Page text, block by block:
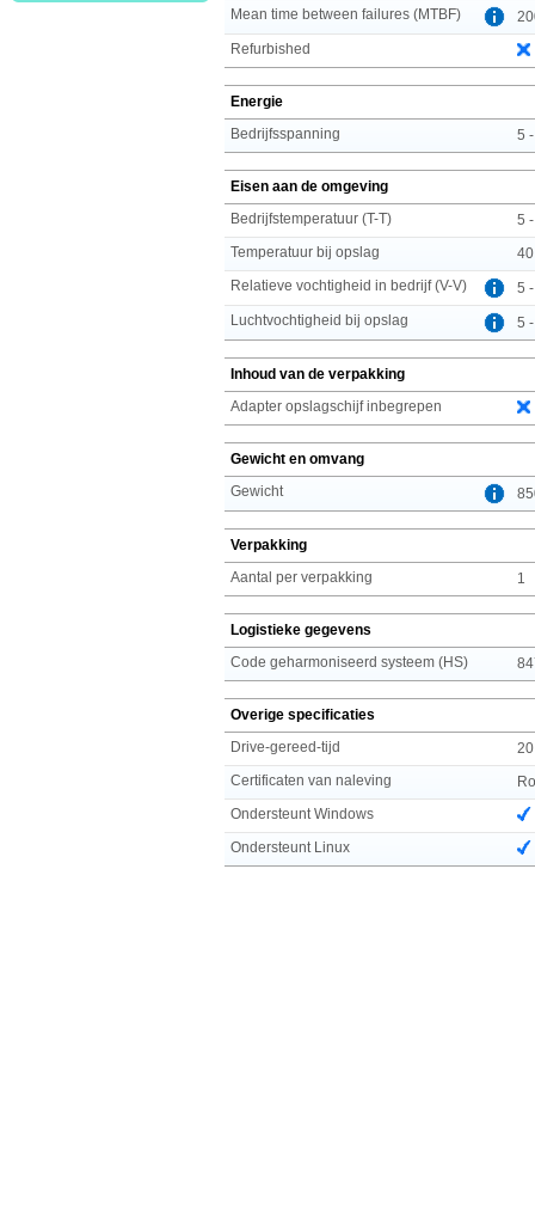
Mean time between failures (MTBF)
Refurbished
Energie
Bedrijfsspanning
5
Eisen aan de omgeving
Bedrijfstemperatuur (T-T)
5
Temperatuur bij opslag
Relatieve vochtigheid in bedrijf (V-V)
5
Luchtvochtigheid bij opslag
5
Inhoud van de verpakking
Adapter opslagschijf inbegrepen
Gewicht en omvang
Gewicht
Verpakking
Aantal per verpakking
1
Logistieke gegevens
Code geharmoniseerd systeem (HS)
Overige specificaties
Drive-gereed-tijd
Certificaten van naleving
Ondersteunt Windows
Ondersteunt Linux